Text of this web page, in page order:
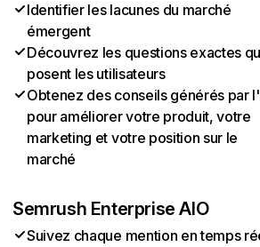
Identifier les lacunes du marché
émergent
Découvrez les questions exactes
posent les utilisateurs
Obtenez des conseils générés par
pour améliorer votre produit, votre
marketing et votre position sur le
marché
Semrush Enterprise AIO
Suivez chaque mention en temps